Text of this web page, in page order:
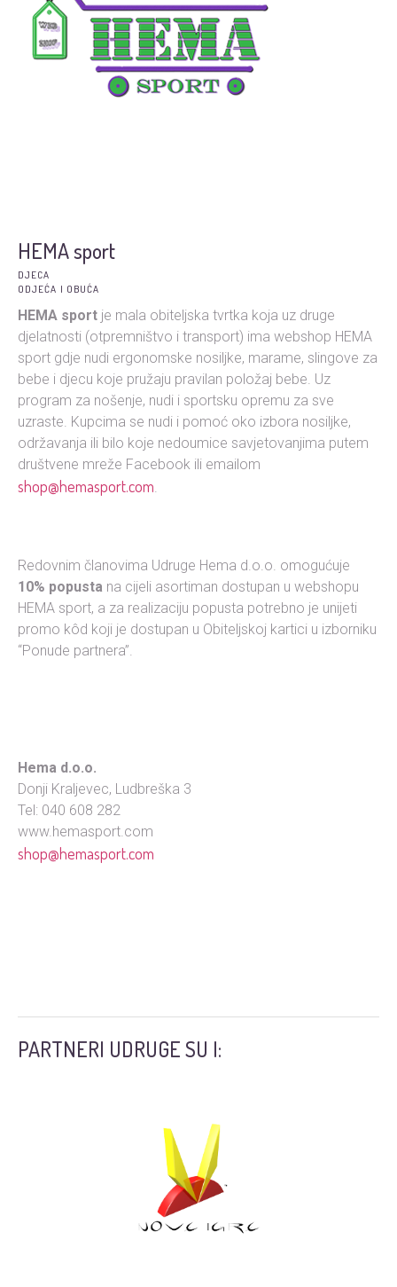
HEMA sport
DJECA
ODJEĆA I OBUĆA
HEMA sportje mala obiteljska tvrtka koja uz druge
djelatnosti (otpremništvo i transport) ima webshop HEMA
sport gdje nudi ergonomske nosiljke, marame, slingove za
bebe i djecu koje pružaju pravilan položaj bebe. Uz
program za nošenje, nudi i sportsku opremu za sve
uzraste. Kupcima se nudi i pomoć oko izbora nosiljke,
održavanja ili bilo koje nedoumice savjetovanjima putem
društvene mreže Facebook ili emailom
shop@hemasport.com.
Redovnim članovima Udruge Hema d.o.o. omogućuje
10% popusta na cijeli asortiman dostupan u webshopu
HEMA sport, a za realizaciju popusta potrebno je unijeti
promo kôd koji je dostupan u Obiteljskoj kartici u izborniku
“Ponude partnera”.
Hema d.o.o.
Donji Kraljevec, Ludbreška 3
Tel: 040 608 282
www.hemasport.com
shop@hemasport.com
PARTNERI UDRUGE SU I: